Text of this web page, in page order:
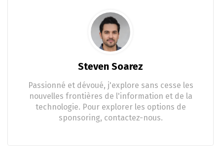
Steven Soarez
Passionné et dévoué, j'explore sans cesse les
nouvelles frontières de l'information et de la
technologie. Pour explorer les options de
sponsoring, contactez-nous.